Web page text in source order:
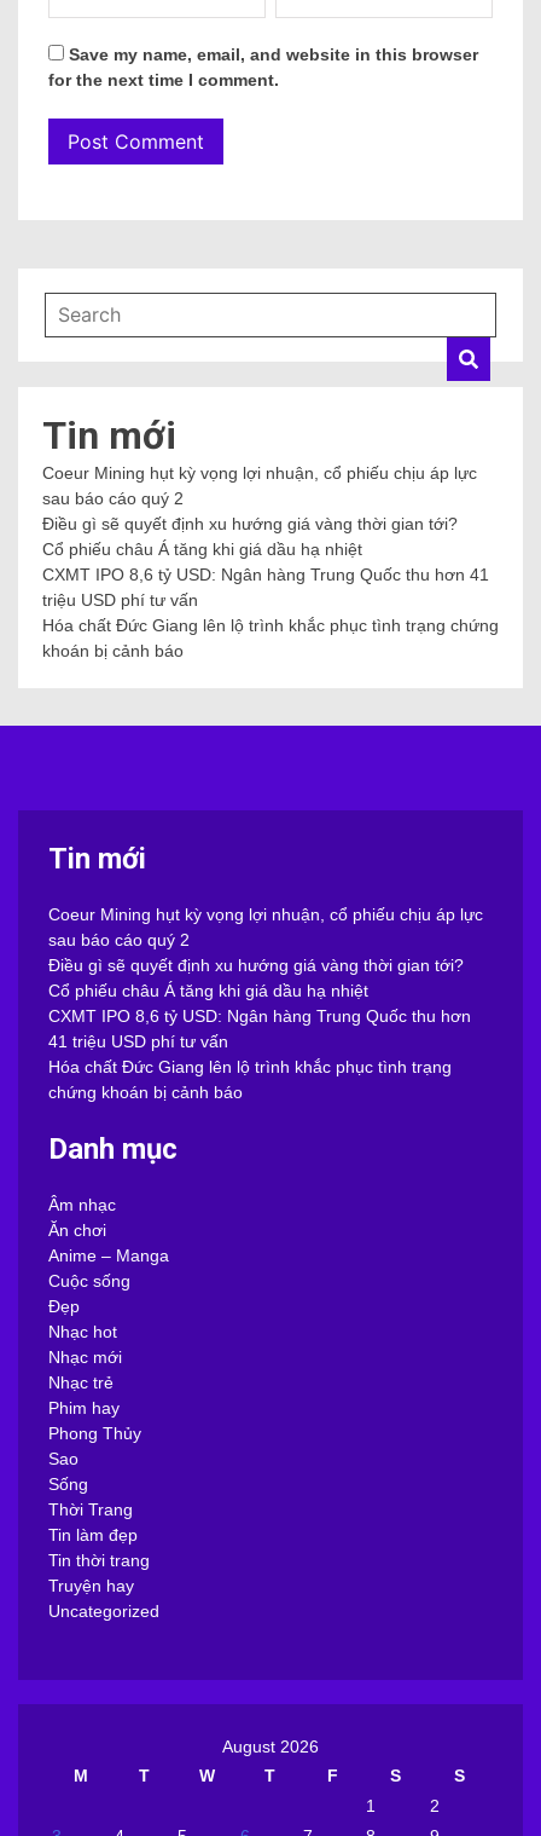
Save my name, email, and website in this browser
for the next time I comment.
Tin mới
Coeur Mining hụt kỳ vọng lợi nhuận, cổ phiếu chịu áp lực
sau báo cáo quý 2
Điều gì sẽ quyết định xu hướng giá vàng thời gian tới?
Cổ phiếu châu Á tăng khi giá dầu hạ nhiệt
CXMT IPO 8,6 tỷ USD: Ngân hàng Trung Quốc thu hơn 41
triệu USD phí tư vấn
Hóa chất Đức Giang lên lộ trình khắc phục tình trạng chứng
khoán bị cảnh báo
Tin mới
Coeur Mining hụt kỳ vọng lợi nhuận, cổ phiếu chịu áp lực
sau báo cáo quý 2
Điều gì sẽ quyết định xu hướng giá vàng thời gian tới?
Cổ phiếu châu Á tăng khi giá dầu hạ nhiệt
CXMT IPO 8,6 tỷ USD: Ngân hàng Trung Quốc thu hơn
41 triệu USD phí tư vấn
Hóa chất Đức Giang lên lộ trình khắc phục tình trạng
chứng khoán bị cảnh báo
Danh mục
Âm nhạc
Ăn chơi
Anime – Manga
Cuộc sống
Đẹp
Nhạc hot
Nhạc mới
Nhạc trẻ
Phim hay
Phong Thủy
Sao
Sống
Thời Trang
Tin làm đẹp
Tin thời trang
Truyện hay
Uncategorized
August 2026
M
T W T F S
S
1
2